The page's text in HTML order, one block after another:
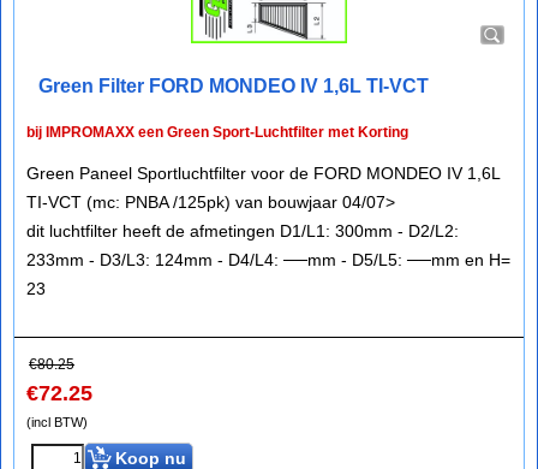
Green Filter FORD MONDEO IV 1,6L TI-VCT
bij IMPROMAXX een Green Sport-Luchtfilter met Korting
Green Paneel Sportluchtfilter voor de FORD MONDEO IV 1,6L
TI-VCT (mc: PNBA /125pk) van bouwjaar 04/07>
dit luchtfilter heeft de afmetingen D1/L1: 300mm - D2/L2:
233mm - D3/L3: 124mm - D4/L4: ──mm - D5/L5: ──mm en H=
23
€80.25
€72.25
(incl BTW)
Koop nu